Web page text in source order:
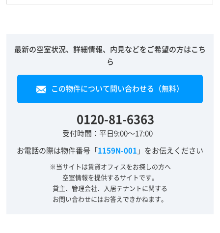
最新の空室状況、詳細情報、内見などをご希望の方はこち
ら
この物件について問い合わせる（無料）
0120-81-6363
受付時間：平日9:00～17:00
お電話の際は物件番号「1159N-001 」をお伝えください
※当サイトは賃貸オフィスをお探しの方へ
空室情報を提供するサイトです。
貸主、管理会社、入居テナントに関する
お問い合わせにはお答えできかねます。